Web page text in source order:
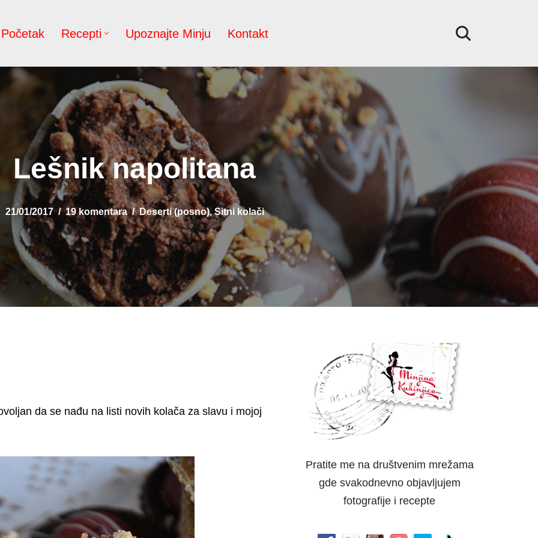
Početak Recepti Upoznajte Minju Kontakt
Lešnik napolitana
21/01/2017 19 komentara Deserti (posno),Sitni kolači
da se nađu na listi novih kolača za slavu i mojoj
Pratite me na društvenim mrežama
gde svakodnevno objavljujem
fotografije i recepte